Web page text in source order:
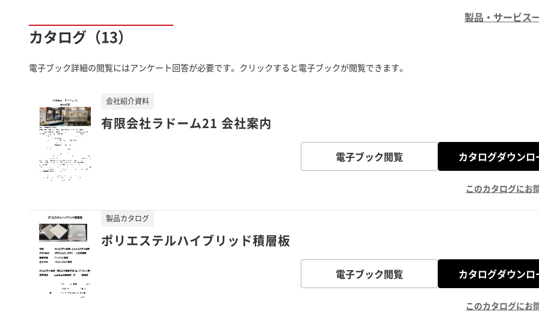
製品・サービス
カタログ（13）
電子ブック詳細の閲覧にはアンケート回答が必要です。クリックすると電子ブックが閲覧できます。
有限会社ラドーム21 会社案内
会社紹介資料
電子ブック閲覧 カタログダウンロ
このカタログにお
ポリエステルハイブリッド積層板
製品カタログ
電子ブック閲覧 カタログダウンロ
このカタログにお